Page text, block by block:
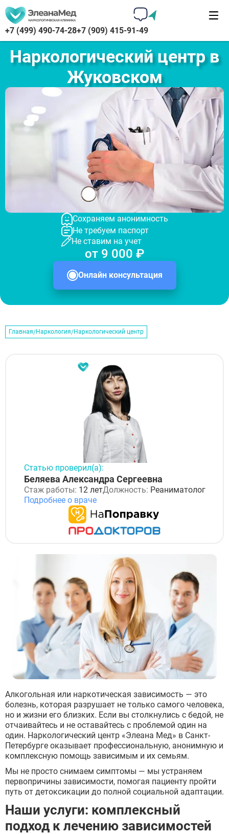
+7 (499) 490-74-28+7 (909) 415-91-49
Наркологический центр в
Жуковском
Сохраняем анонимность
Не требуем паспорт
Не ставим на учет
Онлайн консультация
от 9 000 ₽
Главная Наркология Наркологический центр
Статью проверил(а):
Беляева Александра Сергеевна
Стаж работы: 12 летДолжность: Реаниматолог
Подробнее о враче
Алкогольная или наркотическая зависимость — это
болезнь, которая разрушает не только самого человека,
но и жизни его близких. Если вы столкнулись с бедой, не
отчаивайтесь и не оставайтесь с проблемой один на
один. Наркологический центр «Элеана Мед» в Санкт-
Петербурге оказывает профессиональную, анонимную и
комплексную помощь зависимым и их семьям.
Мы не просто снимаем симптомы — мы устраняем
первопричины зависимости, помогая пациенту пройти
путь от детоксикации до полной социальной адаптации.
Наши услуги: комплексный
подход к лечению зависимостей